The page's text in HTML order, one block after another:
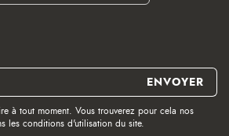
à tout moment. Vous trouverez pour cela nos
les conditions d'utilisation du site.